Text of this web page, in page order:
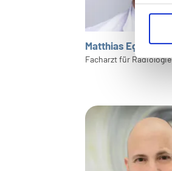
Matthias Egberts
Facharzt für Radiologie